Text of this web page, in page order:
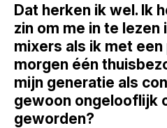
Dat herken ik wel. Ik
zin om me in te lezen
mixers als ik met
morgen één
mijn generatie als
gewoon ongelooflijk
geworden?